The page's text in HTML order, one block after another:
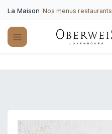
La Maison Nos menus restaurants